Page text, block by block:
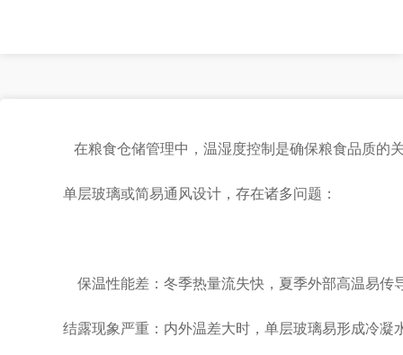
在粮食仓储管理中，温湿度控制是确保粮食品质的
单层玻璃或简易通风设计，存在诸多问题：
保温性能差：冬季热量流失快，夏季外部高温易传
结露现象严重：内外温差大时，单层玻璃易形成冷凝